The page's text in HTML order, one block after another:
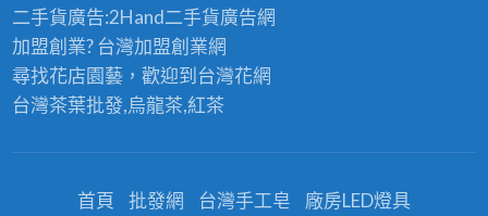
二手貨廣告:2Hand二手貨廣告網
加盟創業? 台灣加盟創業網
尋找花店園藝，歡迎到台灣花網
台灣茶葉批發,烏龍茶,紅茶
首頁 批發網 台灣手工皂 廠房LED燈具